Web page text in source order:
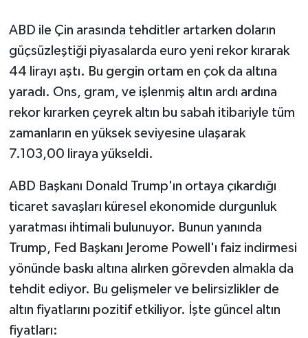
ABD ile Çin arasında tehditler artarken doların
güçsüzleştiği piyasalarda euro yeni rekor kırarak
44 lirayı aştı. Bu gergin ortam en çok da altına
yaradı. Ons, gram, ve işlenmiş altın ardı ardına
rekor kırarken çeyrek altın bu sabah itibariyle tüm
zamanların en yüksek seviyesine ulaşarak
7.103,00 liraya yükseldi.
ABD Başkanı Donald Trump'ın ortaya çıkardığı
ticaret savaşları küresel ekonomide durgunluk
yaratması ihtimali bulunuyor. Bunun yanında
Trump, Fed Başkanı Jerome Powell'ı faiz indirmesi
yönünde baskı altına alırken görevden almakla da
tehdit ediyor. Bu gelişmeler ve belirsizlikler de
altın fiyatlarını pozitif etkiliyor. İşte güncel altın
fiyatları: